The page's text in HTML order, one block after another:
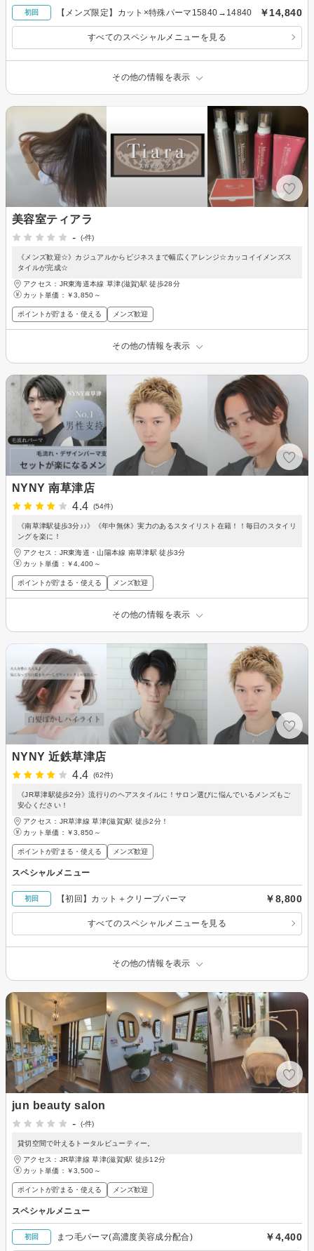
初回 【メンズ限定】カット×特殊パーマ15840→14840 ￥14,840
すべてのスペシャルメニューを見る
その他の情報を表示
美容室ティアラ
-
(-件)
《メンズ歓迎☆》カジュアルからビジネスまで幅広くアレンジ☆カッコイイメンズス
タイルが完成☆
アクセス：JR東海道本線 草津(滋賀)駅 徒歩28分
カット単価： ￥3,850～
ポイントが貯まる・使える メンズ歓迎
その他の情報を表示
NYNY 南草津店
4.4
(54件)
《南草津駅徒歩3分♪♪》《年中無休》実力のあるスタイリスト在籍！！毎日のスタイリ
ングを楽に！
アクセス：JR東海道・山陽本線 南草津駅 徒歩3分
カット単価： ￥4,400～
ポイントが貯まる・使える メンズ歓迎
その他の情報を表示
NYNY 近鉄草津店
4.4
(62件)
《JR草津駅徒歩2分》流行りのヘアスタイルに！サロン選びに悩んでいるメンズもご
安心ください！
アクセス：JR草津線 草津(滋賀)駅 徒歩2分！
カット単価： ￥3,850～
ポイントが貯まる・使える メンズ歓迎
スペシャルメニュー
初回 【初回】カット＋クリープパーマ ￥8,800
すべてのスペシャルメニューを見る
その他の情報を表示
jun beauty salon
-
(-件)
貸切空間で叶えるトータルビューティー。
アクセス：JR草津線 草津(滋賀)駅 徒歩12分
カット単価： ￥3,500～
ポイントが貯まる・使える メンズ歓迎
スペシャルメニュー
初回 まつ毛パーマ(高濃度美容成分配合) ￥4,400